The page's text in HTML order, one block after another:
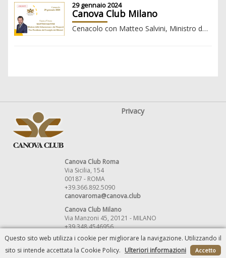
29 gennaio 2024
Canova Club Milano
Cenacolo con Matteo Salvini, Ministro delle Infrastrutture e dei Trasporti
Privacy
Canova Club Roma
Via Sicilia, 154
00187 - ROMA
+39.366.892.5090
canovaroma@canova.club
Canova Club Milano
Via Manzoni 45, 20121 - MILANO
+39 348.4546956
canovamilano@canova.club
Powered by ISA Srl
Questo sito web utilizza i cookie per migliorare la navigazione. Utilizzando il
sito si intende accettata la Cookie Policy. Ulteriori informazioni Accetto